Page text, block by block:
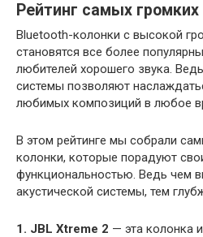
Рейтинг самых
Bluetooth-колонки с высокой
становятся все более
любителей хорошего звука.
системы позволяют
любимых композиций в любое
В этом рейтинге мы собрали
колонки, которые порадуют
функциональностью. Ведь чем
акустической системы, тем
1. JBL Xtreme 2 — эта колонка